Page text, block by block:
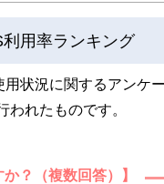
するお金のコンシェルジュを
用率ランキング
状況に関するアン
れたものです。
？（複数回答）】